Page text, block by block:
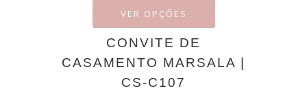
VER OPÇÕES
CONVITE DE
CASAMENTO MARSALA |
CS-C107